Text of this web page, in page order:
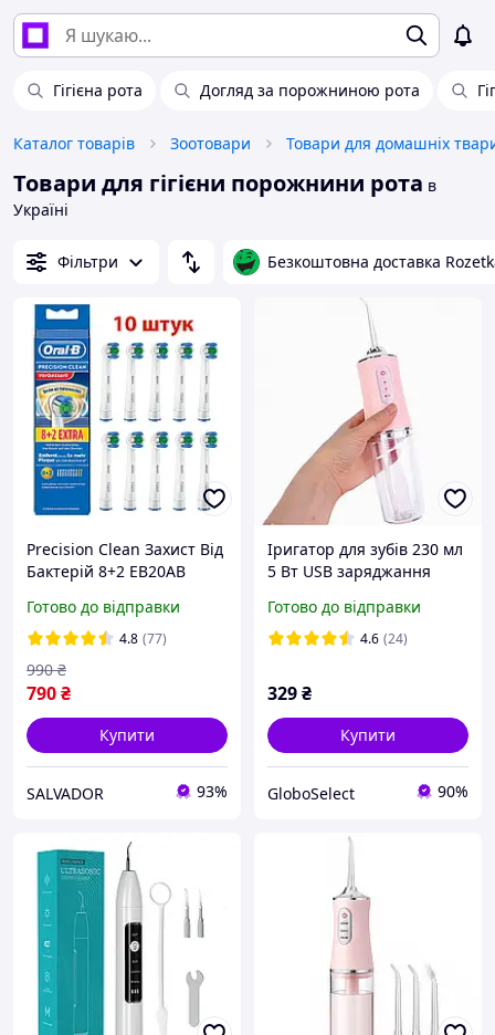
Гігієна рота Догляд за порожниною рота
Каталог товарів Зоотовари
Товари для гігієни порожнини рота в
Україні
Фільтри Безкоштовна доставка
Precision Clean Захист Від
Бактерій 8+2 EB20AB
Oral-B гігієна порожнини
рота
Готово до відправки
4.8 (77)
790₴
990 ₴
Купити
SALVADOR 93%
Іригатор для зубів 230 мл
5 Вт USB заряджання
гігієни порожнини рота
Готово до відправки
4.6 (24)
329₴
Купити
GloboSelect 90%